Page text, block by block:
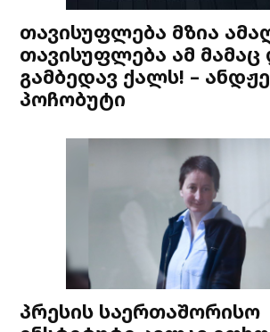
თავისუფლება მზია
თავისუფლება ამ მამაც
გამბედავ ქალს! –
პოჩობუტი
პრესის საერთაშორისო